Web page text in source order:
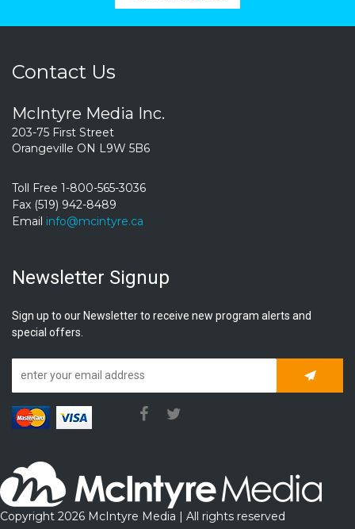
Contact Us
McIntyre Media Inc.
203-75 First Street
Orangeville ON L9W 5B6
Toll Free 1-800-565-3036
Fax (519) 942-8489
Email info@mcintyre.ca
Newsletter Signup
Sign up to our Newsletter to receive new program alerts and
special offers.
Copyright 2026 McIntyre Media | All rights reserved